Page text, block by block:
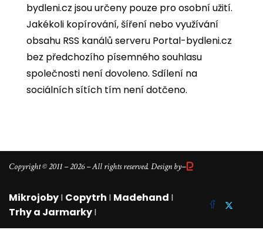
bydleni.cz jsou určeny pouze pro osobní užití.
Jakékoli kopírování, šíření nebo využívání
obsahu RSS kanálů serveru Portal-bydleni.cz
bez předchozího písemného souhlasu
společnosti není dovoleno. Sdílení na
sociálních sítích tím není dotčeno.
Copyright © 2011 – 2026 – All rights reserved. Design by–
MikrojobyI Copytrh I Madehand I
Trhy a JarmarkyI